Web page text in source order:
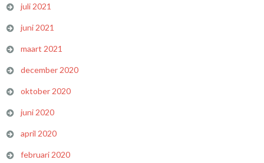
juli 2021
juni 2021
maart 2021
december 2020
oktober 2020
juni 2020
april 2020
februari 2020